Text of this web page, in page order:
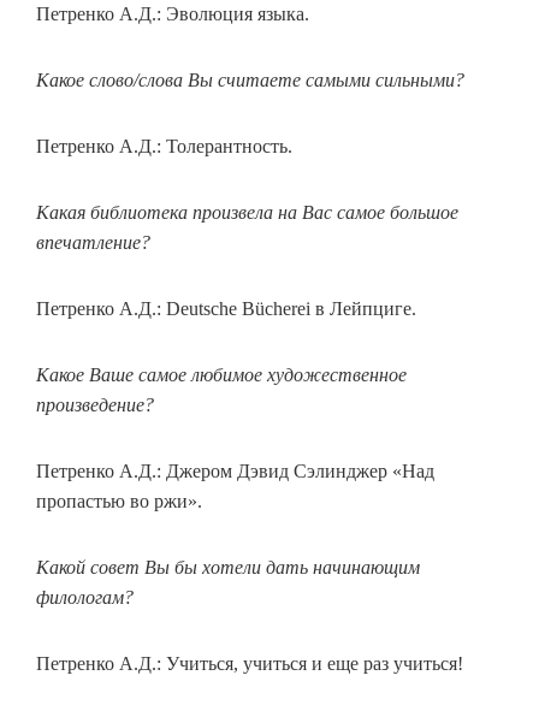
Петренко А.Д.: Эволюция языка.
Какое слово/слова Вы считаете самыми сильными?
Петренко А.Д.: Толерантность.
Какая библиотека произвела на Вас самое большое
впечатление?
Петренко А.Д.: Deutsche Bücherei в Лейпциге.
Какое Ваше самое любимое художественное
произведение?
Петренко А.Д.: Джером Дэвид Сэлинджер «Над
пропастью во ржи».
Какой совет Вы бы хотели дать начинающим
филологам?
Петренко А.Д.: Учиться, учиться и еще раз учиться!